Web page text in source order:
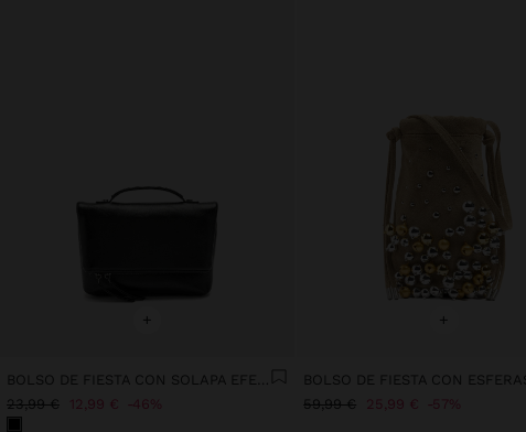
+
BOLSO DE FIESTA CON SOLAPA EFECTO CRAQUELADO
23,99 € 12,99 € 46%
+
BOLSO DE FIESTA CON
59,99 € 25,99 € 57%